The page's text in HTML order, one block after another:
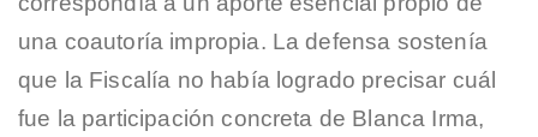
una coautoría impropia. La defensa sostenía
que la Fiscalía no había logrado precisar cuál
fue la participación concreta de Blanca Irma,